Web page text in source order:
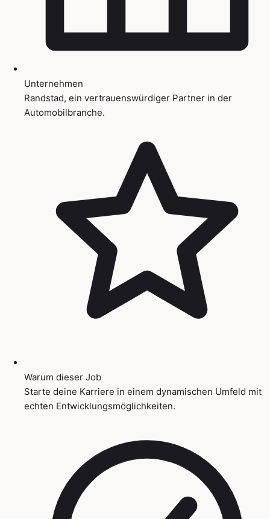
Unternehmen
Randstad, ein vertrauenswürdiger Partner in der
Automobilbranche.
Warum dieser Job
Starte deine Karriere in einem dynamischen Umfeld mit
echten Entwicklungsmöglichkeiten.